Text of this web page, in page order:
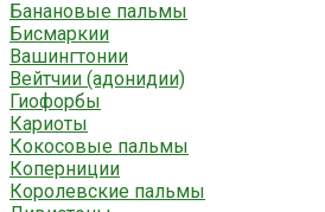
Банановые пальмы
Бисмаркии
Вашингтонии
Вейтчии (адонидии)
Гиофорбы
Кариоты
Кокосовые пальмы
Коперниции
Королевские пальмы